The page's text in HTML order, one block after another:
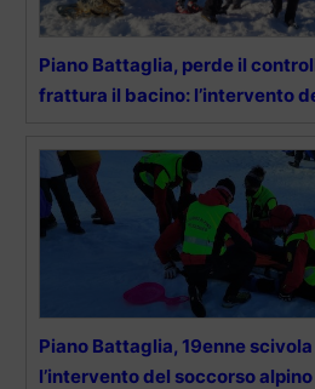
Piano Battaglia, perde il
frattura il bacino: l’intervento
Piano Battaglia, 19enne
l’intervento del soccorso alpino